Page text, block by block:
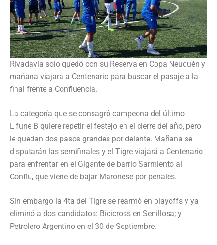
Rivadavia solo quedó con su Reserva en Copa Neuquén y
mañana viajará a Centenario para buscar el pasaje a la
final frente a Confluencia.
La categoría que se consagró campeona del último
Lifune B quiere repetir el festejo en el cierre del año, pero
le quedan dos pasos grandes por delante. Mañana se
disputarán las semifinales y el Tigre viajará a Centenario
para enfrentar en el Gigante de barrio Sarmiento al
Conflu, que viene de bajar Maronese por penales.
Sin embargo la 4ta del Tigre se rearmó en playoffs y ya
eliminó a dos candidatos: Bicicross en Senillosa; y
Petrolero Argentino en el 30 de Septiembre.